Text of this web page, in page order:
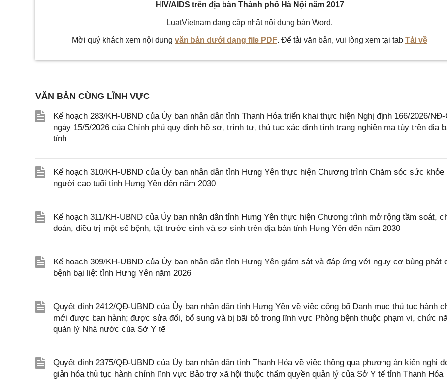
HIV/AIDS trên địa bàn Thành phố Hà Nội năm 2017
LuatVietnam đang cập nhật nội dung bản Word.
Mời quý khách xem nội dung văn bản dưới dạng file PDF. Để tải văn bản, vui lòng xem tại tab Tải về
VĂN BẢN CÙNG LĨNH VỰC
Kế hoạch 283/KH-UBND của Ủy ban nhân dân tỉnh Thanh Hóa triển khai thực hiện Nghị định 166/2026/NĐ-
ngày 15/5/2026 của Chính phủ quy định hồ sơ, trình tự, thủ tục xác định tình trạng nghiện ma túy trên địa
tỉnh
Kế hoạch 310/KH-UBND của Ủy ban nhân dân tỉnh Hưng Yên thực hiện Chương trình Chăm sóc sức khỏe
người cao tuổi tỉnh Hưng Yên đến năm 2030
Kế hoạch 311/KH-UBND của Ủy ban nhân dân tỉnh Hưng Yên thực hiện Chương trình mở rộng tầm soát,
đoán, điều trị một số bệnh, tật trước sinh và sơ sinh trên địa bàn tỉnh Hưng Yên đến năm 2030
Kế hoạch 309/KH-UBND của Ủy ban nhân dân tỉnh Hưng Yên giám sát và đáp ứng với nguy cơ bùng phát
bệnh bại liệt tỉnh Hưng Yên năm 2026
Quyết định 2412/QĐ-UBND của Ủy ban nhân dân tỉnh Hưng Yên về việc công bố Danh mục thủ tục hành
mới được ban hành; được sửa đổi, bổ sung và bị bãi bỏ trong lĩnh vực Phòng bệnh thuộc phạm vi, chức
quản lý Nhà nước của Sở Y tế
Quyết định 2375/QĐ-UBND của Ủy ban nhân dân tỉnh Thanh Hóa về việc thông qua phương án kiến nghị
giản hóa thủ tục hành chính lĩnh vực Bảo trợ xã hội thuộc thẩm quyền quản lý của Sở Y tế tỉnh Thanh Hóa